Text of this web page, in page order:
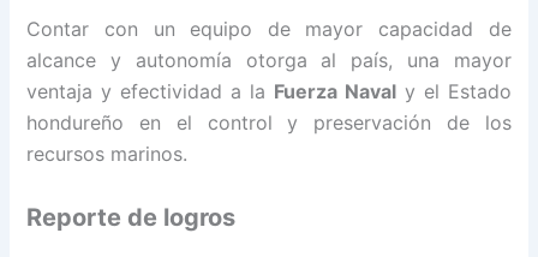
Contar con un equipo de mayor capacidad de
alcance y autonomía otorga al país, una mayor
ventaja y efectividad a la Fuerza Navaly el Estado
hondureño en el control y preservación de los
recursos marinos.
Reporte de logros